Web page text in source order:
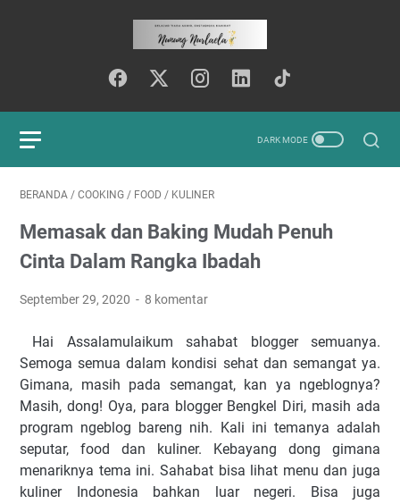
BERANDA / COOKING / FOOD / KULINER
Memasak dan Baking Mudah Penuh
Cinta Dalam Rangka Ibadah
September 29, 2020 8 komentar
Hai Assalamulaikum sahabat blogger semuanya.
Semoga semua dalam kondisi sehat dan semangat ya.
Gimana, masih pada semangat, kan ya ngeblognya?
Masih, dong! Oya, para blogger Bengkel Diri, masih ada
program ngeblog bareng nih. Kali ini temanya adalah
seputar, food dan kuliner. Kebayang dong gimana
menariknya tema ini. Sahabat bisa lihat menu dan juga
kuliner Indonesia bahkan luar negeri. Bisa juga